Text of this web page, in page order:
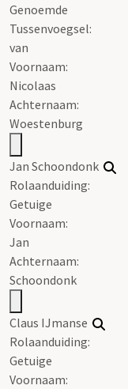
Genoemde
Tussenvoegsel:
van
Voornaam:
Nicolaas
Achternaam:
Woestenburg
Jan Schoondonk
Rolaanduiding:
Getuige
Voornaam:
Jan
Achternaam:
Schoondonk
Claus IJmanse
Rolaanduiding:
Getuige
Voornaam: